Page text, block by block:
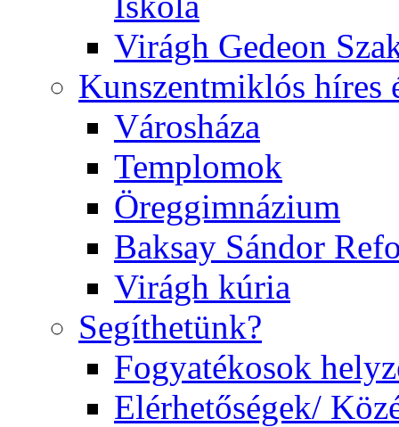
Virágh Gedeon
Kunszentmiklós híres
Városháza
Templomok
Öreggimnázium
Baksay Sándor
Virágh kúria
Segíthetünk?
Fogyatékosok
Elérhetőségek/